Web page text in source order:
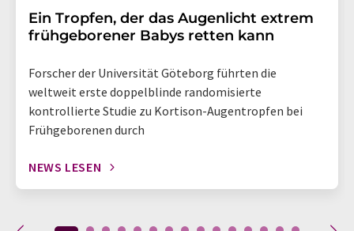
Ein Tropfen, der das Augenlicht extrem
frühgeborener Babys retten kann
Forscher der Universität Göteborg führten die
weltweit erste doppelblinde randomisierte
kontrollierte Studie zu Kortison-Augentropfen bei
Frühgeborenen durch
NEWS LESEN